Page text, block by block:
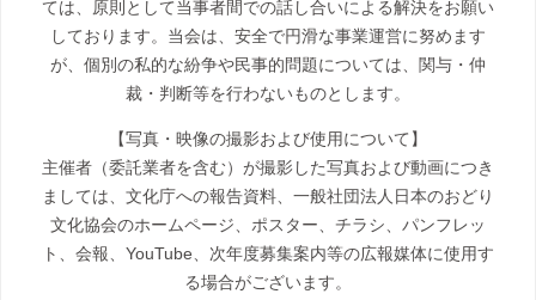
ては、原則として当事者間での話し合いによる解決をお願い
しております。当会は、安全で円滑な事業運営に努めます
が、個別の私的な紛争や民事的問題については、関与・仲
裁・判断等を行わないものとします。
【写真・映像の撮影および使用について】
主催者（委託業者を含む）が撮影した写真および動画につき
ましては、文化庁への報告資料、一般社団法人日本のおどり
文化協会のホームページ、ポスター、チラシ、パンフレッ
ト、会報、YouTube、次年度募集案内等の広報媒体に使用す
る場合がございます。